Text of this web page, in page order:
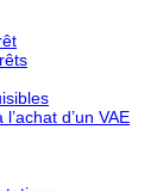
d’un VAE